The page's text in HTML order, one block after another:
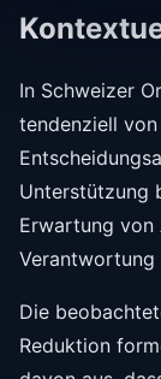
In Schweizer
tendenziell
Unterstützung
Erwartung von
Die
Reduktion